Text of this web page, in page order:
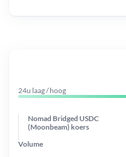
24u laag / hoog
Nomad Bridged USDC
(Moonbeam) koers
Volume